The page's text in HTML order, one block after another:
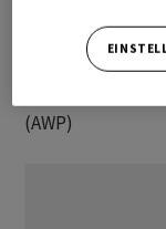
Verträge
(AWP)